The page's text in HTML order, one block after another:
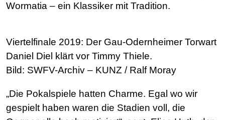
Wormatia – ein Klassiker mit Tradition.
Viertelfinale 2019: Der Gau-Odernheimer Torwart
Daniel Diel klärt vor Timmy Thiele.
Bild: SWFV-Archiv – KUNZ / Ralf Moray
„Die Pokalspiele hatten Charme. Egal wo wir
gespielt haben waren die Stadien voll, die